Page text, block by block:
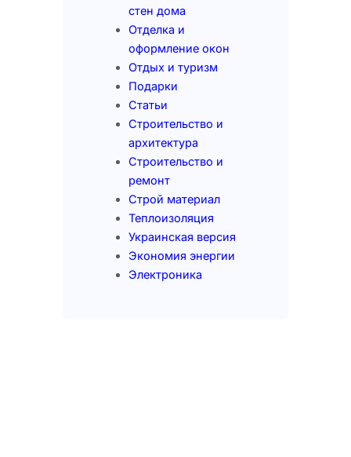
стен дома
Отделка и
оформление окон
Отдых и туризм
Подарки
Статьи
Строительство и
архитектура
Строительство и
ремонт
Строй материал
Теплоизоляция
Украинская версия
Экономия энергии
Электроника